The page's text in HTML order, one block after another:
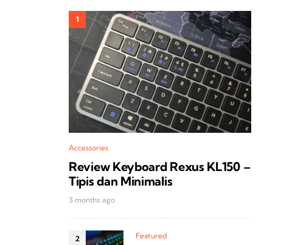
Accessories
Review Keyboard Rexus KL150 –
Tipis dan Minimalis
3 months ago
Featured